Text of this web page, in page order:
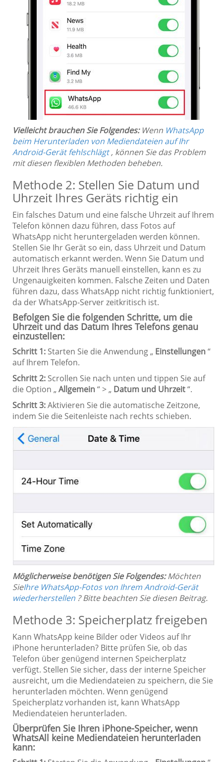
Vielleicht brauchen Sie Folgendes:Wenn WhatsApp
beim Herunterladen von Mediendateien auf Ihr
Android-Gerät fehlschlägt, können Sie das Problem
mit diesen flexiblen Methoden beheben.
Methode 2: Stellen Sie Datum und
Uhrzeit Ihres Geräts richtig ein
Ein falsches Datum und eine falsche Uhrzeit auf Ihrem
Telefon können dazu führen, dass Fotos auf
WhatsApp nicht heruntergeladen werden können.
Stellen Sie Ihr Gerät so ein, dass Uhrzeit und Datum
automatisch erkannt werden. Wenn Sie Datum und
Uhrzeit Ihres Geräts manuell einstellen, kann es zu
Ungenauigkeiten kommen. Falsche Zeiten und Daten
führen dazu, dass WhatsApp nicht richtig funktioniert,
da der WhatsApp-Server zeitkritisch ist.
Befolgen Sie die folgenden Schritte, um die
Uhrzeit und das Datum Ihres Telefons genau
einzustellen:
Schritt 1: Starten Sie die Anwendung „ Einstellungen“
auf Ihrem Telefon.
Schritt 2: Scrollen Sie nach unten und tippen Sie auf
die Option „Allgemein“ > „ Datum und Uhrzeit“.
Schritt 3:Aktivieren Sie die automatische Zeitzone,
indem Sie die Seitenleiste nach rechts schieben.
Möglicherweise benötigen Sie Folgendes:Möchten
SieIhre WhatsApp-Fotos von Ihrem Android-Gerät
wiederherstellen ? Bitte beachten Sie diesen Beitrag.
Methode 3: Speicherplatz freigeben
Kann WhatsApp keine Bilder oder Videos auf Ihr
iPhone herunterladen? Bitte prüfen Sie, ob das
Telefon über genügend internen Speicherplatz
verfügt. Stellen Sie sicher, dass der interne Speicher
ausreicht, um die Mediendateien zu speichern, die Sie
herunterladen möchten. Wenn genügend
Speicherplatz vorhanden ist, kann WhatsApp
Mediendateien herunterladen.
Überprüfen Sie Ihren iPhone-Speicher, wenn
WhatsAll keine Mediendateien herunterladen
kann: